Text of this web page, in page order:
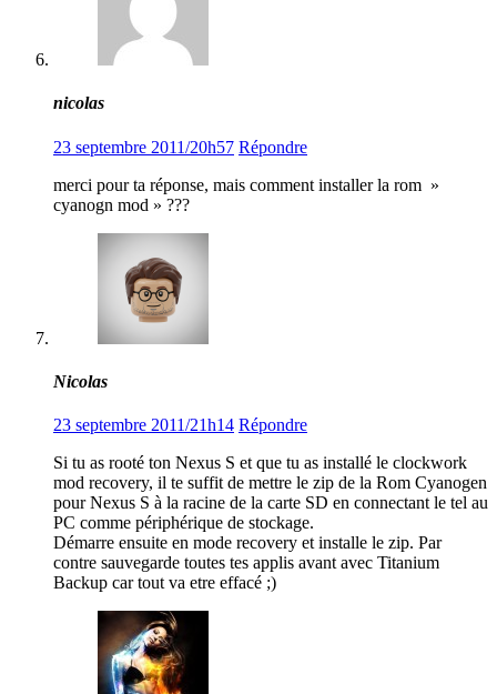
nicolas
23 septembre 2011/20h57 Répondre
merci pour ta réponse, mais comment installer la rom »
cyanogn mod » ???
Nicolas
23 septembre 2011/21h14 Répondre
Si tu as rooté ton Nexus S et que tu as installé le clockwork
mod recovery, il te suffit de mettre le zip de la Rom Cyanogen
pour Nexus S à la racine de la carte SD en connectant le tel au
PC comme périphérique de stockage.
Démarre ensuite en mode recovery et installe le zip. Par
contre sauvegarde toutes tes applis avant avec Titanium
Backup car tout va etre effacé ;)